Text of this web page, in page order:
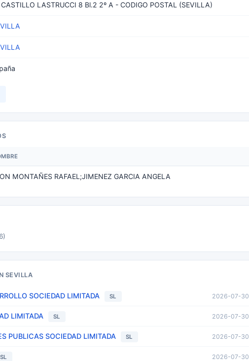
LASTRUCCI 8 Bl.2 2º A - CODIGO POSTAL (SEVILLA)
MONTAÑES RAFAEL;JIMENEZ GARCIA ANGELA
SEVILLA
SOCIEDAD LIMITADA SL 2026-07-30
LIMITADA SL 2026-07-30
PUBLICAS SOCIEDAD LIMITADA SL 2026-07-30
SL 2026-07-30